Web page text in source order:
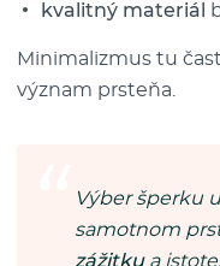
kvalitný materiál
Minimalizmus tu
význam prsteňa.
Výber šperku
samotnom
zážitkua